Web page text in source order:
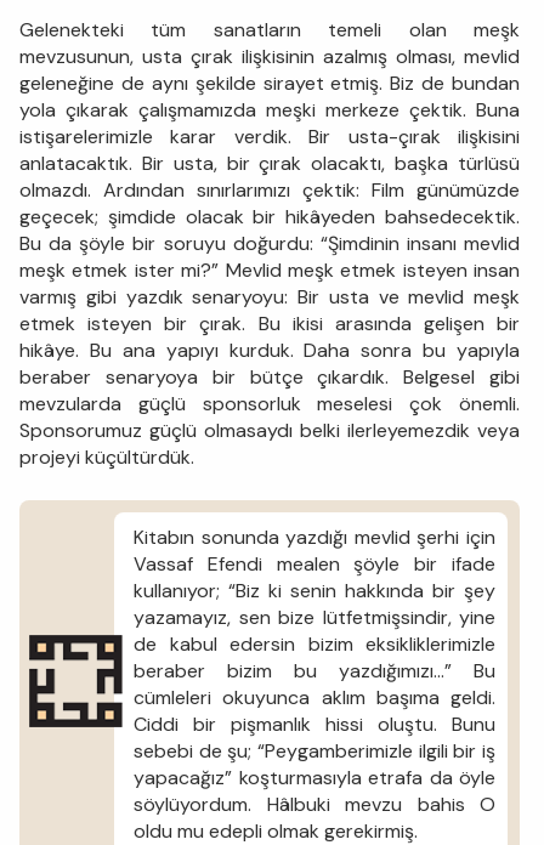
Gelenekteki tüm sanatların temeli olan meşk
mevzusunun, usta çırak ilişkisinin azalmış olması, mevlid
geleneğine de aynı şekilde sirayet etmiş. Biz de bundan
yola çıkarak çalışmamızda meşki merkeze çektik. Buna
istişarelerimizle karar verdik. Bir usta-çırak ilişkisini
anlatacaktık. Bir usta, bir çırak olacaktı, başka türlüsü
olmazdı. Ardından sınırlarımızı çektik: Film günümüzde
geçecek; şimdide olacak bir hikâyeden bahsedecektik.
Bu da şöyle bir soruyu doğurdu: “Şimdinin insanı mevlid
meşk etmek ister mi?” Mevlid meşk etmek isteyen insan
varmış gibi yazdık senaryoyu: Bir usta ve mevlid meşk
etmek isteyen bir çırak. Bu ikisi arasında gelişen bir
hikâye. Bu ana yapıyı kurduk. Daha sonra bu yapıyla
beraber senaryoya bir bütçe çıkardık. Belgesel gibi
mevzularda güçlü sponsorluk meselesi çok önemli.
Sponsorumuz güçlü olmasaydı belki ilerleyemezdik veya
projeyi küçültürdük.
Kitabın sonunda yazdığı mevlid şerhi için
Vassaf Efendi mealen şöyle bir ifade
kullanıyor; “Biz ki senin hakkında bir şey
yazamayız, sen bize lütfetmişsindir, yine
de kabul edersin bizim eksikliklerimizle
beraber bizim bu yazdığımızı…” Bu
cümleleri okuyunca aklım başıma geldi.
Ciddi bir pişmanlık hissi oluştu. Bunu
sebebi de şu; “Peygamberimizle ilgili bir iş
yapacağız” koşturmasıyla etrafa da öyle
söylüyordum. Hâlbuki mevzu bahis O
oldu mu edepli olmak gerekirmiş.